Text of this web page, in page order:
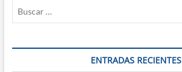
ENTRADAS RECIENTES